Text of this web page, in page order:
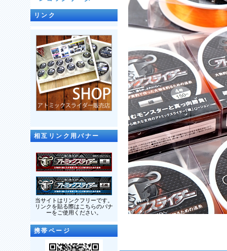
リンク
相互リンク用バナー
当サイトはリンクフリーです。
リンクを貼る際はこちらのバナ
ーをご使用ください。
携帯ページ